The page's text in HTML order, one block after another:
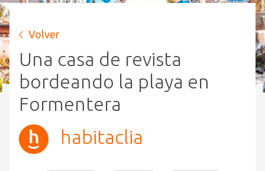
Volver
Una casa de revista
bordeando la playa en
Formentera
habitaclia